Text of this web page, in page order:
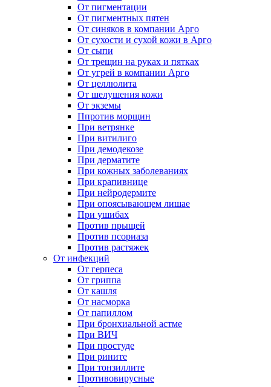
От пигментации
От пигментных пятен
От синяков в компании Арго
От сухости и сухой кожи в Арго
От сыпи
От трещин на руках и пятках
От угрей в компании Арго
От целлюлита
От шелушения кожи
От экземы
Ппротив морщин
При ветрянке
При витилиго
При демодекозе
При дерматите
При кожных заболеваниях
При крапивнице
При нейродермите
При опоясывающем лишае
При ушибах
Против прыщей
Против псориаза
Против растяжек
От инфекций
От герпеса
От гриппа
От кашля
От насморка
От папиллом
При бронхиальной астме
При ВИЧ
При простуде
При рините
При тонзиллите
Противовирусные